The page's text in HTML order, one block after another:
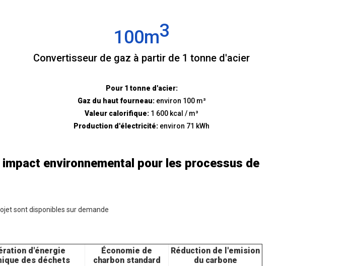
100m3
Convertisseur de gaz à partir de 1 tonne d'acier
Pour 1 tonne d'acier:
Gaz du haut fourneau: environ 100 m³
Valeur calorifique: 1 600 kcal / m³
Production d'électricité: environ 71 kWh
environnemental pour les processus de
sont disponibles sur demande
d'énergie
des déchets
Économie de
charbon standard
Réduction de l'emision
du carbone